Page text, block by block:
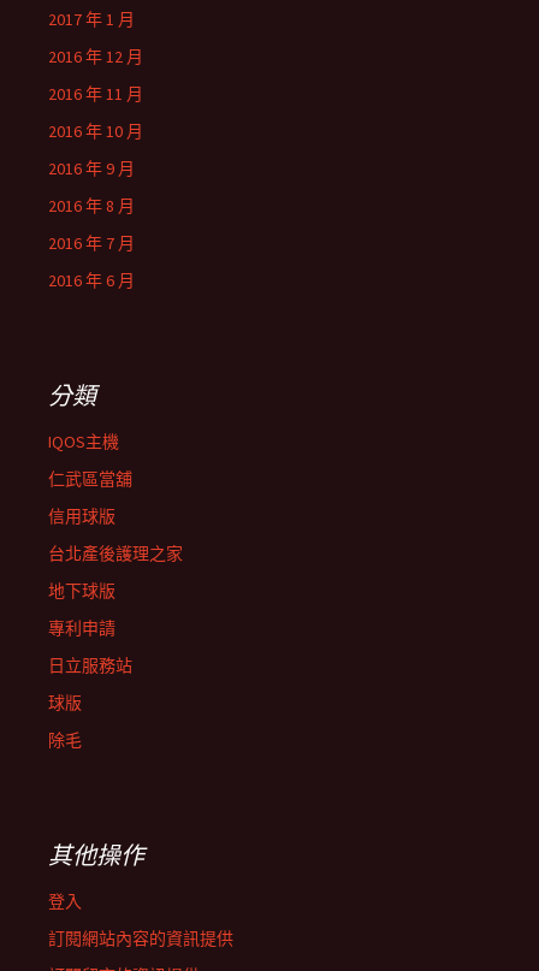
2017 年 1 月
2016 年 12 月
2016 年 11 月
2016 年 10 月
2016 年 9 月
2016 年 8 月
2016 年 7 月
2016 年 6 月
分類
IQOS主機
仁武區當舖
信用球版
台北產後護理之家
地下球版
專利申請
日立服務站
球版
除毛
其他操作
登入
訂閱網站內容的資訊提供